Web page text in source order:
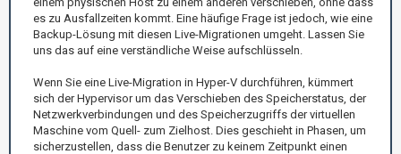
es zu Ausfallzeiten kommt. Eine häufige Frage ist jedoch, wie eine
Backup-Lösung mit diesen Live-Migrationen umgeht. Lassen Sie
uns das auf eine verständliche Weise aufschlüsseln.
Wenn Sie eine Live-Migration in Hyper-V durchführen, kümmert
sich der Hypervisor um das Verschieben des Speicherstatus, der
Netzwerkverbindungen und des Speicherzugriffs der virtuellen
Maschine vom Quell- zum Zielhost. Dies geschieht in Phasen, um
sicherzustellen, dass die Benutzer zu keinem Zeitpunkt einen